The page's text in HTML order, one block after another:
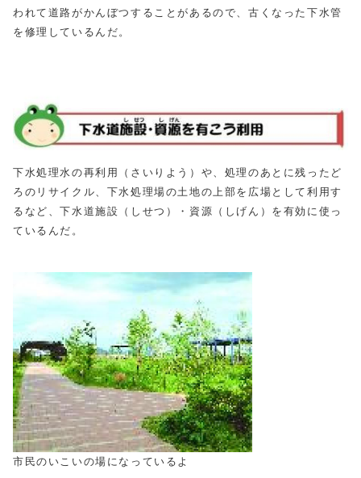
われて道路がかんぼつすることがあるので、古くなった下水管
を修理しているんだ。
下水処理水の再利用（さいりよう）や、処理のあとに残ったど
ろのリサイクル、下水処理場の土地の上部を広場として利用す
るなど、下水道施設（しせつ）・資源（しげん）を有効に使っ
ているんだ。
市民のいこいの場になっているよ